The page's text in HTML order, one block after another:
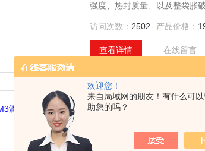
欢迎您！
来自局域网的朋友！有什么可
助您的吗？
强度、热封质量、以及整袋胀
访问次数： 2502 产品价格：
查看详情 在线留言
MFY-M3滴眼剂瓶密封性
滴眼剂瓶密封性测试仪适用
比较和评价软包装件的密封工